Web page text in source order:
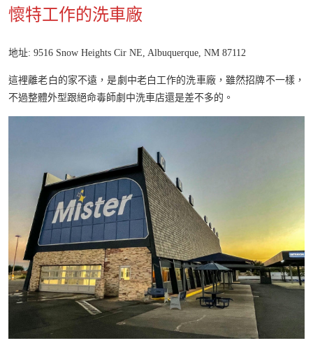
懷特工作的洗車廠
地址: 9516 Snow Heights Cir NE, Albuquerque, NM 87112
這裡離老白的家不遠，是劇中老白工作的洗車廠，雖然招牌不一樣，
不過整體外型跟絕命毒師劇中洗車店還是差不多的。